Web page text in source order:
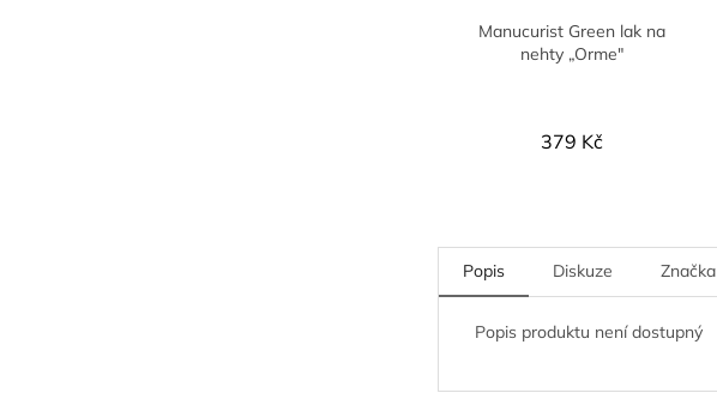
Manucurist Green lak na
nehty „Orme"
379 Kč
Popis Diskuze Značka
Popis produktu není dostupný